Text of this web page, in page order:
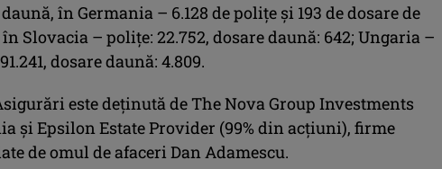
în Germania – 6.128 de poliţe şi 193 de dosare de
Slovacia – poliţe: 22.752, dosare daună: 642; Ungaria –
dosare daună: 4.809.
este deţinută de The Nova Group Investments
şi Epsilon Estate Provider (99% din acţiuni), firme
de omul de afaceri Dan Adamescu.